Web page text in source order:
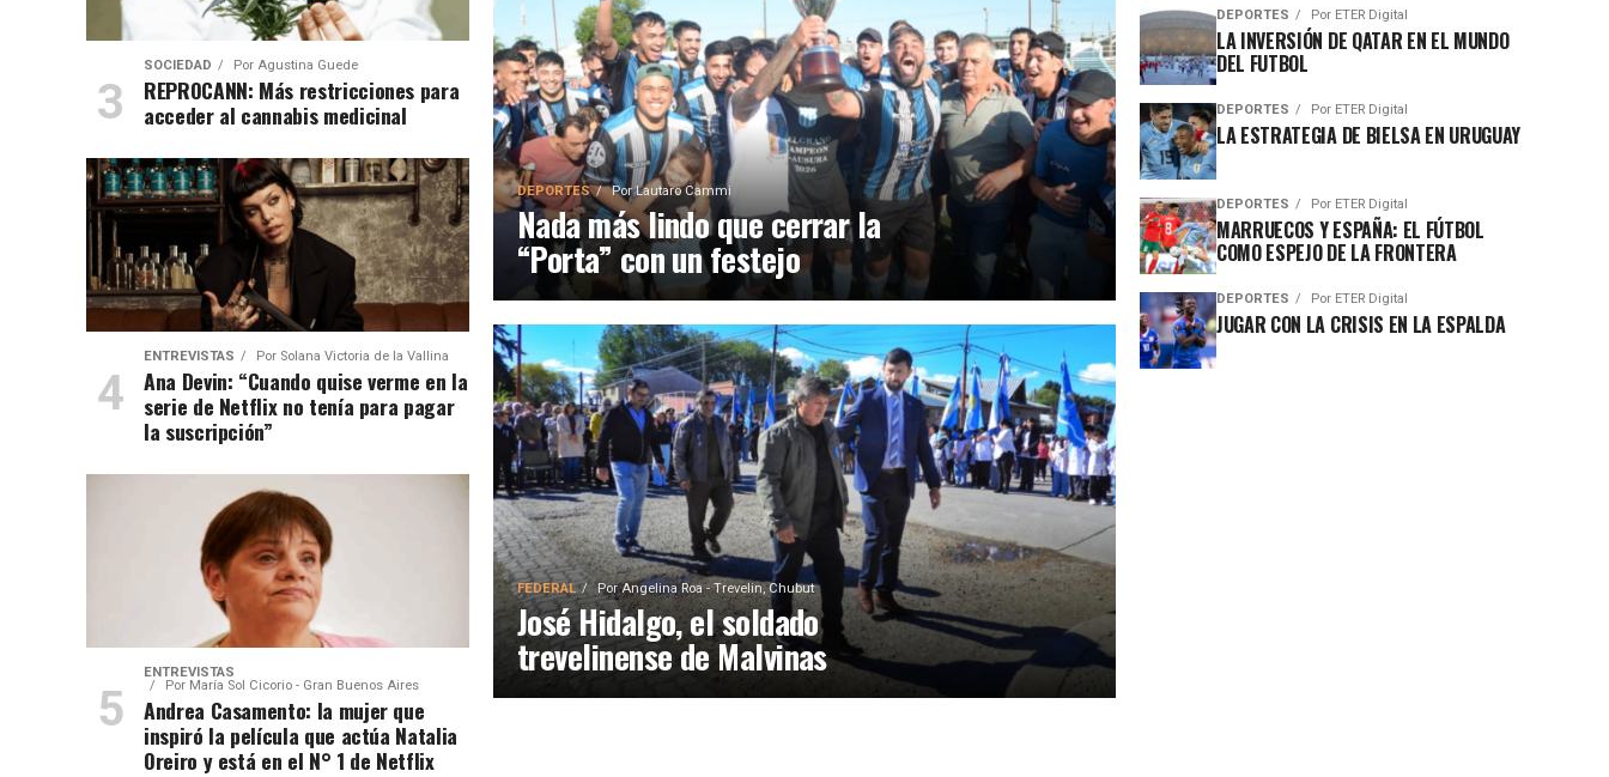
DEPORTES Por Lautaro Cammi
Nada más lindo que cerrar la
“Porta” con un festejo
FEDERAL Por Angelina Roa - Trevelin, Chubut
José Hidalgo, el soldado
trevelinense de Malvinas
SOCIEDAD Por Agustina Guede
REPROCANN: Más restricciones para
acceder al cannabis medicinal
ENTREVISTAS Por Solana Victoria de la Vallina
Ana Devin: “Cuando quise verme en la
serie de Netflix no tenía para pagar
la suscripción”
ENTREVISTAS
Por María Sol Cicorio - Gran Buenos Aires
Andrea Casamento: la mujer que
inspiró la película que actúa Natalia
Oreiro y está en el N° 1 de Netflix
DEPORTES Por ETER Digital
LA INVERSIÓN DE QATAR EN EL MUNDO
DEL FUTBOL
DEPORTES Por ETER Digital
LA ESTRATEGIA DE BIELSA EN URUGUAY
DEPORTES Por ETER Digital
MARRUECOS Y ESPAÑA: EL FÚTBOL
COMO ESPEJO DE LA FRONTERA
DEPORTES Por ETER Digital
JUGAR CON LA CRISIS EN LA ESPALDA